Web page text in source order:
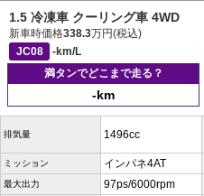
1.5 冷凍車 クーリング車 4WD
新車時価格338.3万円(税込)
JC08
-km/L
満タンでどこまで走る？
-km
排気量 1496cc
ミッション インパネ4AT
最大出力 97ps/6000rpm